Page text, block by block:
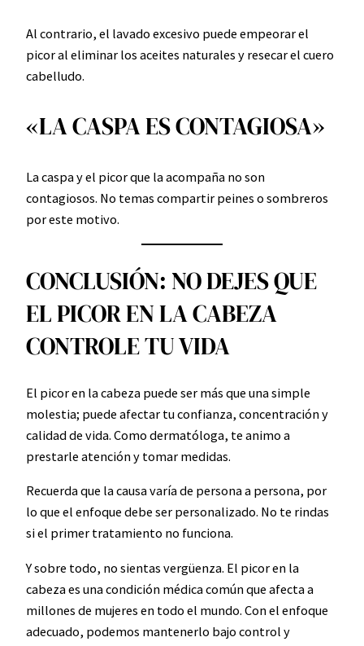
Al contrario, el lavado excesivo puede empeorar el
picor al eliminar los aceites naturales y resecar el cuero
cabelludo.
«LA CASPA ES CONTAGIOSA»
La caspa y el picor que la acompaña no son
contagiosos. No temas compartir peines o sombreros
por este motivo.
CONCLUSIÓN: NO DEJES QUE
EL PICOR EN LA CABEZA
CONTROLE TU VIDA
El picor en la cabeza puede ser más que una simple
molestia; puede afectar tu confianza, concentración y
calidad de vida. Como dermatóloga, te animo a
prestarle atención y tomar medidas.
Recuerda que la causa varía de persona a persona, por
lo que el enfoque debe ser personalizado. No te rindas
si el primer tratamiento no funciona.
Y sobre todo, no sientas vergüenza. El picor en la
cabeza es una condición médica común que afecta a
millones de mujeres en todo el mundo. Con el enfoque
adecuado, podemos mantenerlo bajo control y